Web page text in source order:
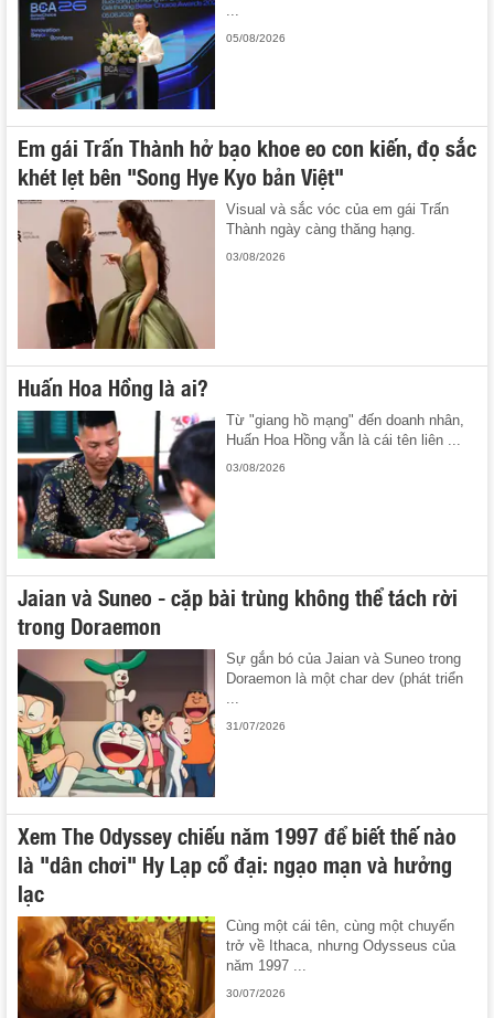
05/08/2026
Em gái Trấn Thành hở bạo khoe eo con kiến, đọ sắc
khét lẹt bên "Song Hye Kyo bản Việt"
Visual và sắc vóc của em gái Trấn
Thành ngày càng thăng hạng.
03/08/2026
Huấn Hoa Hồng là ai?
Từ "giang hồ mạng" đến doanh nhân,
Huấn Hoa Hồng vẫn là cái tên liên ...
03/08/2026
Jaian và Suneo - cặp bài trùng không thể tách rời
trong Doraemon
Sự gắn bó của Jaian và Suneo trong
Doraemon là một char dev (phát triển
...
31/07/2026
Xem The Odyssey chiếu năm 1997 để biết thế nào
là "dân chơi" Hy Lạp cổ đại: ngạo mạn và hưởng
lạc
Cùng một cái tên, cùng một chuyến
trở về Ithaca, nhưng Odysseus của
năm 1997 ...
30/07/2026